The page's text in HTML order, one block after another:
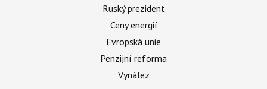
Ruský prezident
Ceny energií
Evropská unie
Penzijní reforma
Vynález